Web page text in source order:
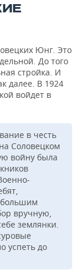
Юнг. Это
До того
стройка. И
далее. В 1924
войдет в
в честь
Соловецком
войну была
вручную,
землянки.
успеть до